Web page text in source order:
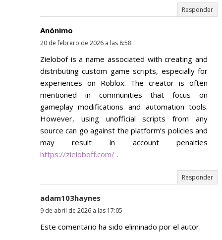
Responder
Anónimo
20 de febrero de 2026 a las 8:58
Zielobof is a name associated with creating and
distributing custom game scripts, especially for
experiences on Roblox. The creator is often
mentioned in communities that focus on
gameplay modifications and automation tools.
However, using unofficial scripts from any
source can go against the platform’s policies and
may result in account penalties
https://zieloboff.com/ .
Responder
adam103haynes
9 de abril de 2026 a las 17:05
Este comentario ha sido eliminado por el autor.